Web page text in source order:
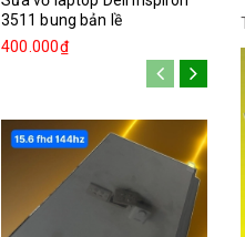
3511 bung bản lề
400.000₫